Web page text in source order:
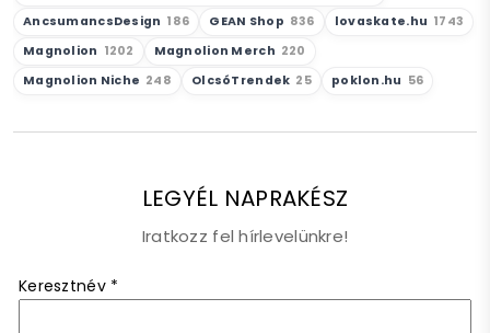
AncsumancsDesign 186 GEAN Shop 836 lovaskate.hu 1743
Magnolion 1202 Magnolion Merch 220
Magnolion Niche 248 OlcsóTrendek 25 poklon.hu 56
LEGYÉL NAPRAKÉSZ
Iratkozz fel hírlevelünkre!
Keresztnév *